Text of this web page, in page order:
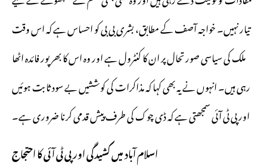
تیار نہیں۔ خواجہ آصف کے مطابق، بشری بی بی کو احساس ہے کہ اس وقت
ملک کی سیاسی صورتحال پر ان کا کنٹرول ہے اور وہ اس کا بھرپور فائدہ اٹھا
رہی ہیں۔ انہوں نے یہ بھی کہا کہ مذاکرات کی کوششیں بے سود ثابت ہوئیں
اور پی ٹی آئی سمجھتی ہے کہ ڈی چوک کی طرف پیش قدمی کرنا ضروری ہے۔
اسلام آباد میں کشیدگی اور پی ٹی آئی کا احتجاج